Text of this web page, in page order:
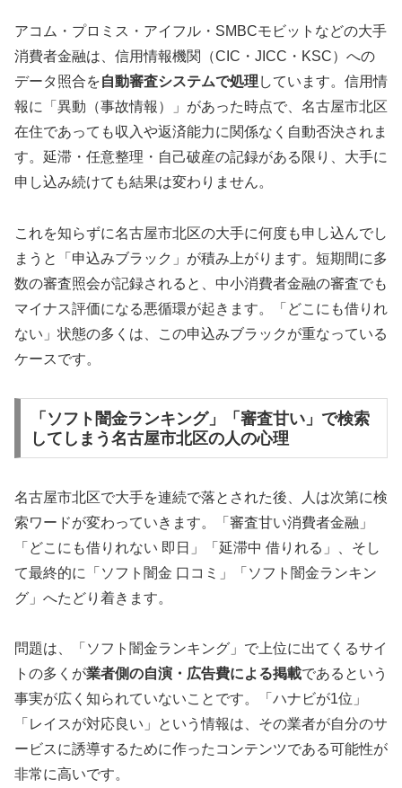
アコム・プロミス・アイフル・SMBCモビットなどの大手
消費者金融は、信用情報機関（CIC・JICC・KSC）への
データ照合を自動審査システムで処理 しています。信用情
報に「異動（事故情報）」があった時点で、名古屋市北区
在住であっても収入や返済能力に関係なく自動否決されま
す。延滞・任意整理・自己破産の記録がある限り、大手に
申し込み続けても結果は変わりません。
これを知らずに名古屋市北区の大手に何度も申し込んでし
まうと「申込みブラック」が積み上がります。短期間に多
数の審査照会が記録されると、中小消費者金融の審査でも
マイナス評価になる悪循環が起きます。「どこにも借りれ
ない」状態の多くは、この申込みブラックが重なっている
ケースです。
「ソフト闇金ランキング」「審査甘い」で検索
してしまう名古屋市北区の人の心理
名古屋市北区で大手を連続で落とされた後、人は次第に検
索ワードが変わっていきます。「審査甘い消費者金融」
「どこにも借りれない 即日」「延滞中 借りれる」、そし
て最終的に「ソフト闇金 口コミ」「ソフト闇金ランキン
グ」へたどり着きます。
問題は、「ソフト闇金ランキング」で上位に出てくるサイ
トの多くが業者側の自演・広告費による掲載であるという
事実が広く知られていないことです。「ハナビが1位」
「レイスが対応良い」という情報は、その業者が自分のサ
ービスに誘導するために作ったコンテンツである可能性が
非常に高いです。